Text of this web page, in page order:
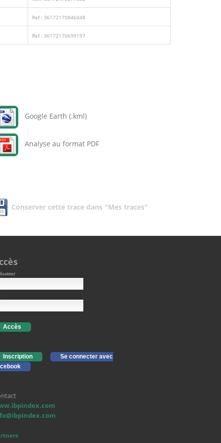
Ref.: 36172170846048
Ref.: 36172170699197
Google Earth (.kml)
Analyse au format PDF
Conserver cette trace dans "Mes traces"
Accès
Inscription
Se connecter avec